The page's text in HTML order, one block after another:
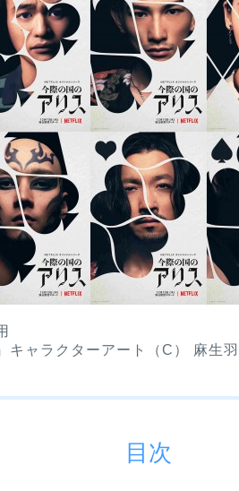
キャラクターアート（C） 麻生
目次